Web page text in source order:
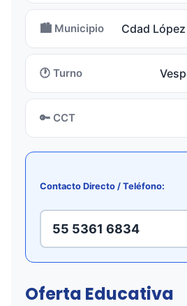
🏙️ Municipio Cdad
🕐 Turno
🔑 CCT
Contacto Directo / Teléfono:
55 5361 6834
Oferta Educativa